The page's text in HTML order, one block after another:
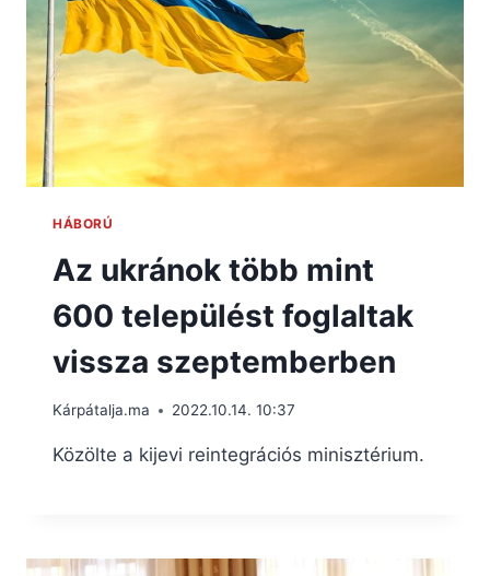
HÁBORÚ
Az ukránok több mint
600 települést foglaltak
vissza szeptemberben
Kárpátalja.ma 2022.10.14. 10:37
Közölte a kijevi reintegrációs minisztérium.